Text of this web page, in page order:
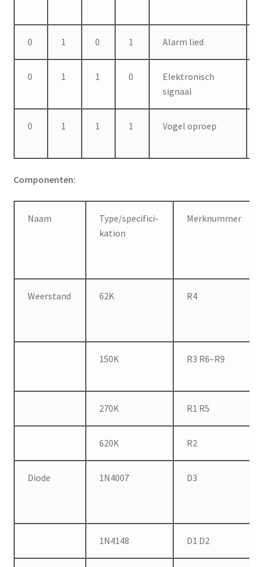
0 1 0 1 Alarm lied
0 1 1 0
Elektronisch
signaal
0 1 1 1 Vogel oproep
Componenten:
Naam
Type/specifici-
kation
Merknummer
Weerstand 62K R4
150K R3 R6–R9
270K R1 R5
620K R2
Diode 1N4007 D3
1N4148 D1 D2